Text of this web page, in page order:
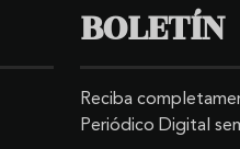
BOLETÍN
Reciba
Periódico Digital